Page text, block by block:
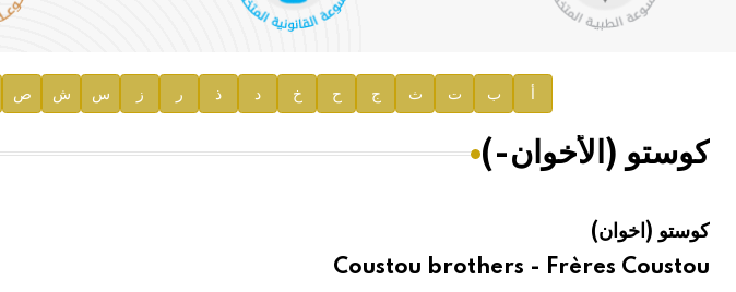
إعلان..
هيئة الموسوعة العربية تطلق موسوعات جديدة في عام 2026
أ ب ت ث ج ح خ د ذ ر ز س ش ص
كوستو (الأخوان-)
كوستو (اخوان)
Coustou brothers - Frères Coustou